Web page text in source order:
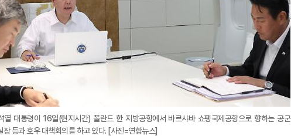
열 대통령이 16일(현지시간) 폴란드 한 지방공항에서 바르샤바 쇼팽국제공항으로 향하는 공군
등과 호우 대책회의를 하고 있다. [사진=연합뉴스]